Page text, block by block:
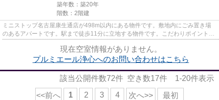
築年数：築20年
階数：2階建
ミニストップ名古屋康生通店が498m以内にある物件です。敷地内にごみ置き場
のあるアパートです。駅まで徒歩11分に立地する物件です。こだわりポイント満
現在空室情報がありません。
プルミエール浄心へのお問い合わせはこちら
該当公開件数72件 空き数17件 1-20件表示
<<前へ 1 2 3 4 次へ>> 最初